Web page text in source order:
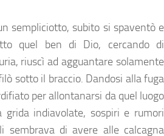
sempliciotto, subito si spaventò e
quel ben di Dio, cercando di
riuscì ad agguantare solamente
sotto il braccio. Dandosi alla fuga
per allontanarsi da quel luogo
grida indiavolate, sospiri e rumori
sembrava di avere alle calcagna